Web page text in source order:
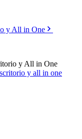
y All in One
y All in One
y all in one